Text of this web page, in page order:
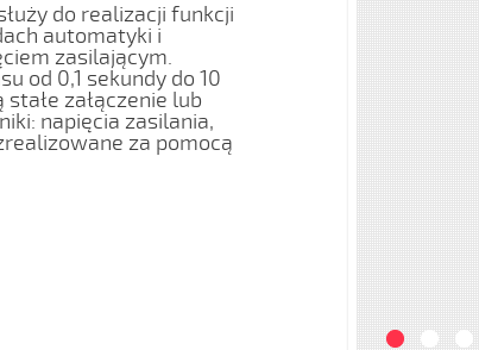
do realizacji funkcji
automatyki i
zasilającym.
od 0,1 sekundy do 10
załączenie lub
napięcia zasilania,
za pomocą